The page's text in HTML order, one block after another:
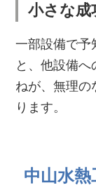
小さな成
一部設備で予
と、他設備
ねが、無理の
ります。
中山水